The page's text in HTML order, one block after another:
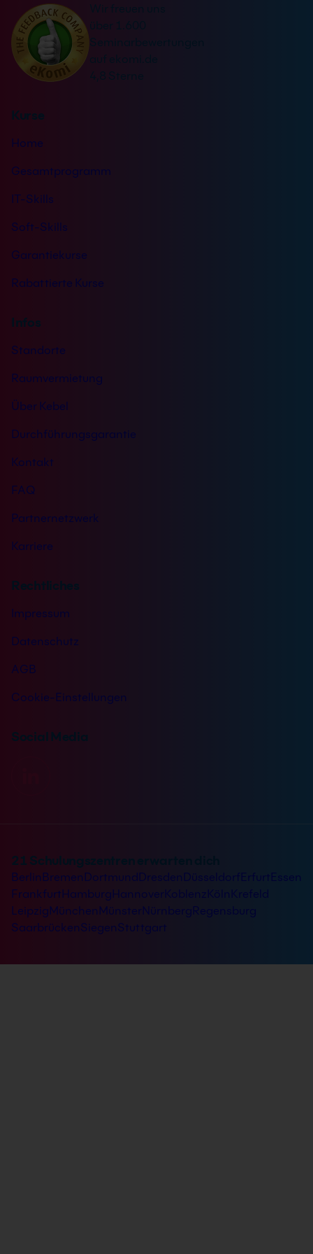
t
ä
n
i
*
i
e
Wir freuen uns
über 1.600
Seminarbewertungen
auf ekomi.de
4,8 Sterne
Kurse
Home
Gesamtprogramm
IT-Skills
Soft-Skills
Garantiekurse
Rabattierte Kurse
Infos
Standorte
Raumvermietung
Über Kebel
Durchführungsgarantie
Kontakt
FAQ
Partnernetzwerk
Karriere
Rechtliches
Impressum
Datenschutz
AGB
Cookie-Einstellungen
Social Media
21 Schulungszentren erwarten dich
Berlin Bremen Dortmund ErfurtEssen
FrankfurtHamburgHannover
Krefeld
LeipzigMünchen Münster
SaarbrückenSiegen Stuttgart